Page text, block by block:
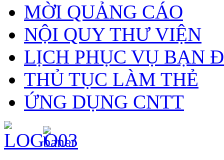
MỜI QUẢNG CÁO
NỘI QUY THƯ VIỆN
LỊCH PHỤC VỤ BẠN
THỦ TỤC LÀM THẺ
ỨNG DỤNG CNTT